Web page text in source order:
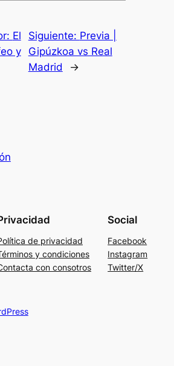
El
y
Siguiente: Previa |
Gipúzkoa vs Real
Madrid
→
de privacidad
y condiciones
con consotros
Social
Facebook
Instagram
Twitter/X